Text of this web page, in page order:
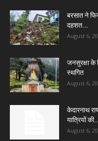
बरसात ने
दहशत...
August 6,
जनसुरक्षा के
स्थगित
August 6,
केदारनाथ
यात्रियों
August 6,